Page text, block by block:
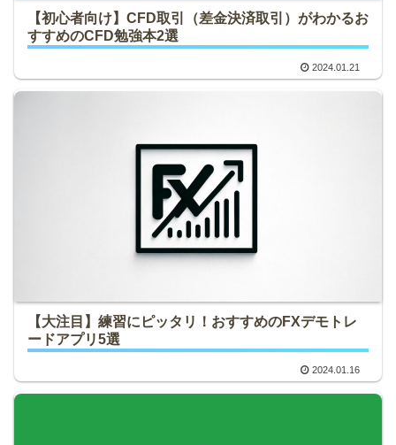
【初心者向け】CFD取引（差金決済取引）がわかるお
すすめのCFD勉強本2選
2024.01.21
【大注目】練習にピッタリ！おすすめのFXデモトレ
ードアプリ5選
2024.01.16